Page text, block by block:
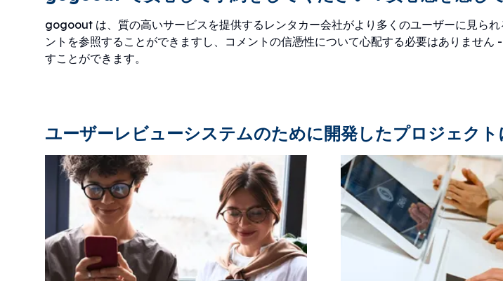
gogoout は、質の高いサービスを提供するレンタカー会社がより多くのユーザーに見ら
ントを参照することができますし、コメントの信憑性について心配する必要はありませ
すことができます。
ユーザーレビューシステムのために開発したプロジェクト